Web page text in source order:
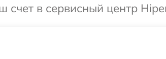
в сервисный центр